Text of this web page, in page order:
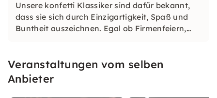
Unsere konfetti Klassiker sind dafür bekannt,
dass sie sich durch Einzigartigkeit, Spaß und
Buntheit auszeichnen. Egal ob Firmenfeiern,
erleben, welches Du so schnell nicht vergessen
wirst.
Veranstaltungen vom selben
Anbieter